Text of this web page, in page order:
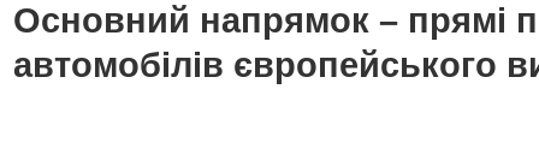
Основний напрямок – прямі
автомобілів європейського